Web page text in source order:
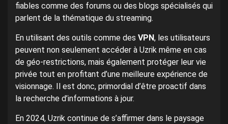
fiables comme des forums ou des blogs spécialisés qui
parlent de la thématique du streaming.
En utilisant des outils comme des VPN, les utilisateurs
peuvent non seulement accéder à Uzrik même en cas
de géo-restrictions, mais également protéger leur vie
privée tout en profitant d’une meilleure expérience de
visionnage. Il est donc, primordial d’être proactif dans
la recherche d’informations à jour.
En 2024, Uzrik continue de s’affirmer dans le paysage